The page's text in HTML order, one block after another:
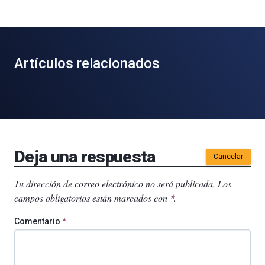
Artículos relacionados
Deja una respuesta Cancelar
Tu dirección de correo electrónico no será publicada. Los
campos obligatorios están marcados con *.
Comentario *